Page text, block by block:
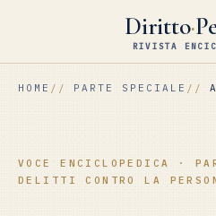
Diritto·
RIVISTA
HOME PARTE SPECIALE
VOCE ENCICLOPEDICA ·
DELITTI CONTRO LA